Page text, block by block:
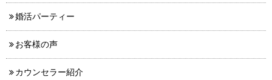
婚活パーティー
お客様の声
カウンセラー紹介